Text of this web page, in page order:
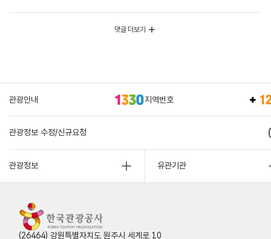
댓글 더보기
관광안내 지역번호
관광정보 수정/신규요청
관광정보 유관기관
(26464) 강원특별자치도 원주시 세계로 10